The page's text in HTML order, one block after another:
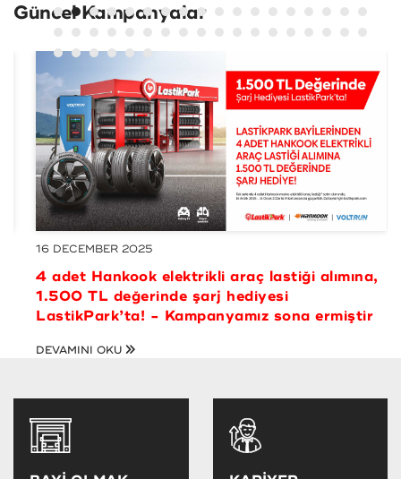
Güncel Kampanyalar
16 DECEMBER 2025
4 adet Hankook elektrikli araç lastiği alımına,
1.500 TL değerinde şarj hediyesi
LastikPark’ta! - Kampanyamız sona ermiştir
DEVAMINI OKU